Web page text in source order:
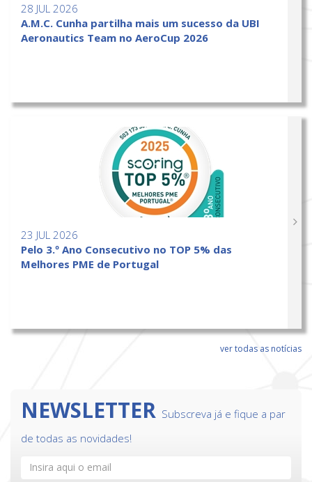
28 JUL 2026
A.M.C. Cunha partilha mais um sucesso da UBI
Aeronautics Team no AeroCup 2026
23 JUL 2026
Pelo 3.º Ano Consecutivo no TOP 5% das
Melhores PME de Portugal
ver todas as notícias
NEWSLETTER Subscreva já e fique a par
de todas as novidades!